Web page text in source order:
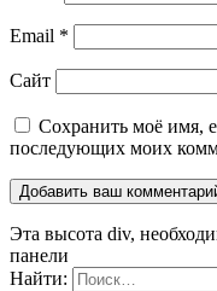
Email *
Сайт
Сохранить моё имя,
последующих моих
Эта высота div,
панели
Найти: